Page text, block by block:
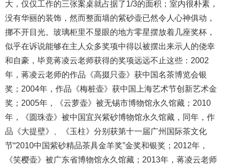
大，仅仅工作的三张案桌就占据了1/3的面积；室内很朴素，
没有华丽的装饰，然而整面墙的紫砂壶已然令人心神俱动，
挪不开目光。玻璃柜里不显眼的地方零星摆放着几座奖杯，
似乎在诉说能够在主人众多奖项中得以被摆出来示人的侥幸
和自豪，毕竟蒋凌云老师获得的奖项远远不止这些：2002
年，蒋凌云老师的作品《高掇只壶》获中国名茶博览会银
奖；2004年，作品《梅桩壶》获中国上海艺术节创新艺术金
奖；2005年，《云萝壶》被无锡市博物馆永久馆藏；2010
年，《圆珠壶》被中国宜兴紫砂博物馆永久馆藏，同年，作
品《大提壁》、《玉柱》分别获第十一届广州国际茶文化
节“2010中国紫砂精品茶具金羊奖”金奖和银奖；2012年，
《笑樱壶》被广东省博物馆永久馆藏；2013年，蒋凌云老师